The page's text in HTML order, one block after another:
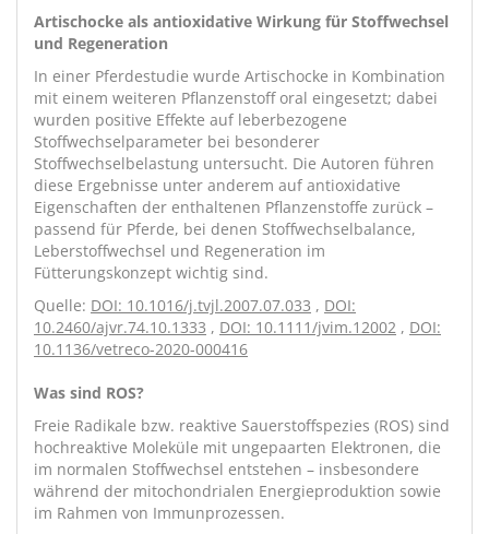
Artischocke als antioxidative Wirkung für Stoffwechsel
und Regeneration
In einer Pferdestudie wurde Artischocke in Kombination
mit einem weiteren Pflanzenstoff oral eingesetzt; dabei
wurden positive Effekte auf leberbezogene
Stoffwechselparameter bei besonderer
Stoffwechselbelastung untersucht. Die Autoren führen
diese Ergebnisse unter anderem auf antioxidative
Eigenschaften der enthaltenen Pflanzenstoffe zurück –
passend für Pferde, bei denen Stoffwechselbalance,
Leberstoffwechsel und Regeneration im
Fütterungskonzept wichtig sind.
Quelle: DOI: 10.1016/j.tvjl.2007.07.033 , DOI:
10.2460/ajvr.74.10.1333 , DOI: 10.1111/jvim.12002 , DOI:
10.1136/vetreco-2020-000416
Was sind ROS?
Freie Radikale bzw. reaktive Sauerstoffspezies (ROS) sind
hochreaktive Moleküle mit ungepaarten Elektronen, die
im normalen Stoffwechsel entstehen – insbesondere
während der mitochondrialen Energieproduktion sowie
im Rahmen von Immunprozessen.